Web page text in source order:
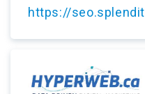
https://